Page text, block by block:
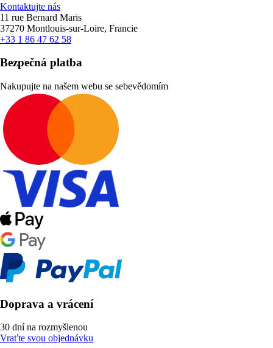
Kontaktujte nás
11 rue Bernard Maris
37270 Montlouis-sur-Loire, Francie
+33 1 86 47 62 58
Bezpečná platba
Nakupujte na našem webu se sebevědomím
Doprava a vrácení
30 dní na rozmyšlenou
Vraťte svou objednávku